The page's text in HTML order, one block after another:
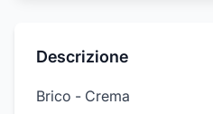
Descrizione
Brico - Crema